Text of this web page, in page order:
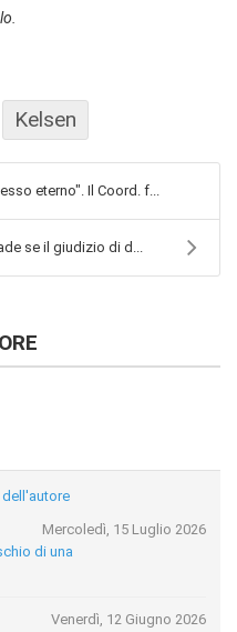
Kelsen
eterno". Il Coord. f...
se il giudizio di d...
Mercoledì, 15 Luglio 2026
di una
Venerdì, 12 Giugno 2026